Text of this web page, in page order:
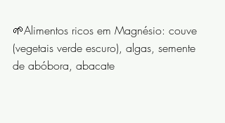
🌱Alimentos ricos em Magnésio: couve
(vegetais verde escuro), algas, semente
de abóbora, abacate